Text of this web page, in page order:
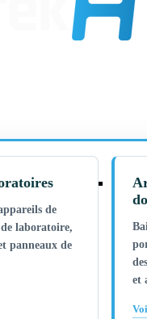
de
laboratoire,
panneaux de
et